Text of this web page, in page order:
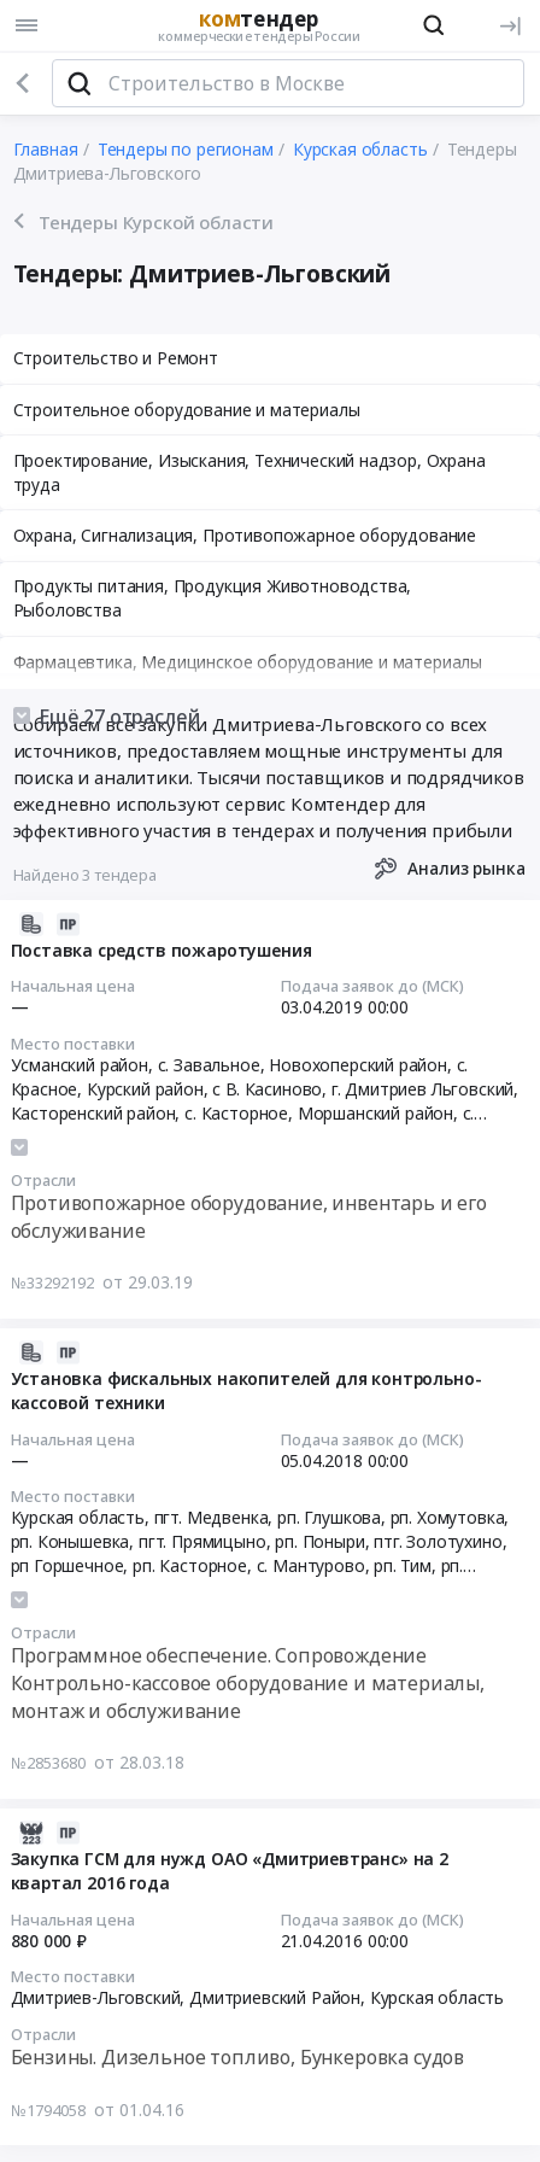
комтендер
коммерческие тендеры России
Главная Тендеры по регионам Курская область
Тендеры
Дмитриева-Льговского
Тендеры Курской области
Тендеры: Дмитриев-Льговский
Ещё 27 отраслей
Строительство и Ремонт
Строительное оборудование и материалы
Проектирование, Изыскания, Технический надзор, Охрана
труда
Охрана, Сигнализация, Противопожарное оборудование
Продукты питания, Продукция Животноводства,
Рыболовства
Фармацевтика, Медицинское оборудование и материалы
Медицинские и Оздоровительные услуги
Мебель, Компьютеры и Периферия, Канцтовары, Бытовая
техника
Связь, Информационные технологии
Грузовые и пассажирские перевозки, Транспортные услуги
Полиграфия
Реклама, Дизайн, Маркетинг, Теле и радиовещание
Топливо, Уголь, Продукция нефтепереработки
Автомобили, Спецтехника, Авиа- ЖД-техника, Суда
Финансы, Страхование, Оценка, Юридические услуги
Одежда, Средства защиты, Текстиль, Хозтовары, Тара
Экология, Клининг, Химчистка
Нефтяная и Газовая отрасль
Промышленное оборудование и изделия
Прочее оборудование и изделия
Обучение, Научная деятельность
Аренда и продажа Недвижимости и имущества
Услуги в области Спорта, Отдыха, Культуры
Товары для Спорта, Отдыха, Развлечений, Предметы
Искусства
Металлургическое производство
Лесообработка, Изделия из дерева
Сельское хозяйство
Отходы и лом
Услуги ЖКХ
Социальные услуги
Собираем все закупки Дмитриева-Льговского со всех
источников, предоставляем мощные инструменты для
поиска и аналитики. Тысячи поставщиков и подрядчиков
ежедневно используют сервис Комтендер для
эффективного участия в тендерах и получения прибыли
Найдено 3 тендера Анализ рынка
Поставка средств пожаротушения
Начальная цена
—
Подача заявок до (МСК)
03.04.2019 00:00
Место поставки
Усманский район, с. Завальное, Новохоперский район, с.
Красное, Курский район, с В. Касиново, г. Дмитриев Льговский,
Касторенский район, с. Касторное, Моршанский район, с.
Устинский, Сосновский район, с. Сосновка, Становлянский
район, с. Становое, Даниловский район, р.п.Даниловка, г.
Лебедянь,
область,Москва город
Отрасли
Противопожарное оборудование, инвентарь и его
обслуживание
№33292192 от 29.03.19
Установка фискальных накопителей для контрольно-
кассовой техники
Начальная цена
—
Подача заявок до (МСК)
05.04.2018 00:00
Место поставки
Курская область, пгт. Медвенка, рп. Глушкова, рп. Хомутовка,
рп. Конышевка, пгт. Прямицыно, рп. Поныри, птг. Золотухино,
рп Горшечное, рп. Касторное, с. Мантурово, рп. Тим, рп.
Солнцево, рп Кшенский, пгт. Черемисиново, рп. Пристень, пгт.
Коренево, сл. Белая, с. Большое Солдатское, г. Курск, г.
Рыльск, г. Курчатов, г. Фатеж, г. Щигры, г. Обоянь, г. Суджа, г.
Льгов, г. Дмитриев-Льговский, г. Железногорск,Курская
область
Отрасли
Программное обеспечение. Сопровождение
Контрольно-кассовое оборудование и материалы,
монтаж и обслуживание
№2853680 от 28.03.18
Закупка ГСМ для нужд ОАО «Дмитриевтранс» на 2
квартал 2016 года
Начальная цена
880 000 ₽
Подача заявок до (МСК)
21.04.2016 00:00
Место поставки
Дмитриев-Льговский, Дмитриевский Район, Курская область
Отрасли
Бензины. Дизельное топливо, Бункеровка судов
№1794058 от 01.04.16